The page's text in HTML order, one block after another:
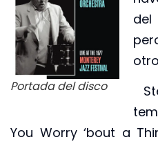
Portada del disco
del
You Worry ‘bout a